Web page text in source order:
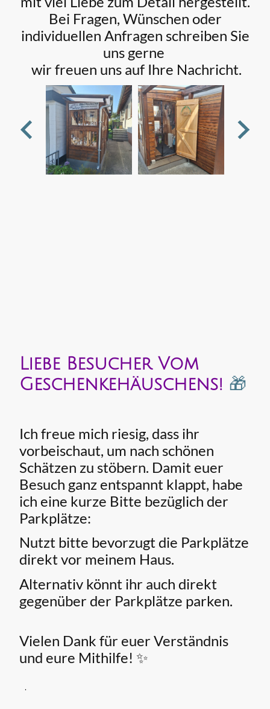
Bei Fragen, Wünschen oder
individuellen Anfragen schreiben Sie
uns gerne
wir freuen uns auf Ihre Nachricht.
Liebe Besucher Vom
Geschenkehäuschens! 🎁
Ich freue mich riesig, dass ihr
vorbeischaut, um nach schönen
Schätzen zu stöbern. Damit euer
Besuch ganz entspannt klappt, habe
ich eine kurze Bitte bezüglich der
Parkplätze:
Nutzt bitte bevorzugt die Parkplätze
direkt vor meinem Haus.
Alternativ könnt ihr auch direkt
gegenüber der Parkplätze parken.
Vielen Dank für euer Verständnis
und eure Mithilfe! ✨
.